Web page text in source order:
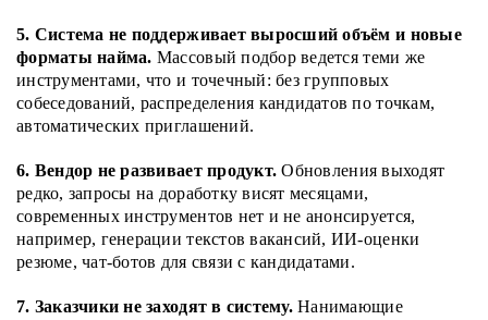
5. Система не поддерживает выросший объём и новые
форматы найма. Массовый подбор ведется теми же
инструментами, что и точечный: без групповых
собеседований, распределения кандидатов по точкам,
автоматических приглашений.
6. Вендор не развивает продукт. Обновления выходят
редко, запросы на доработку висят месяцами,
современных инструментов нет и не анонсируется,
например, генерации текстов вакансий, ИИ-оценки
резюме, чат-ботов для связи с кандидатами.
7. Заказчики не заходят в систему.Нанимающие